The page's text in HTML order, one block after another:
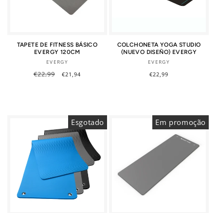
TAPETE DE FITNESS BÁSICO
EVERGY 120CM
Fornecedor:
EVERGY
Preço
€22,99
Preço
€21,94
COLCHONETA YOGA STUDIO
(NUEVO DISEÑO) EVERGY
Fornecedor:
EVERGY
Preço
€22,99
Esgotado Em promoção